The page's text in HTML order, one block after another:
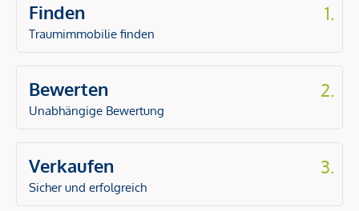
Finden
Traumimmobilie finden
1.
Bewerten
Unabhängige Bewertung
2.
Verkaufen
Sicher und erfolgreich
3.